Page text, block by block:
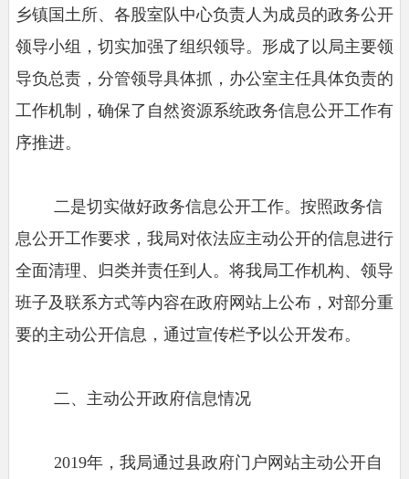
乡镇国土所、各股室队中心负责人为成员的政务公开
领导小组，切实加强了组织领导。形成了以局主要领
导负总责，分管领导具体抓，办公室主任具体负责的
工作机制，确保了自然资源系统政务信息公开工作有
序推进。
二是切实做好政务信息公开工作。按照政务信
息公开工作要求，我局对依法应主动公开的信息进行
全面清理、归类并责任到人。将我局工作机构、领导
班子及联系方式等内容在政府网站上公布，对部分重
要的主动公开信息，通过宣传栏予以公开发布。
二、主动公开政府信息情况
2019年，我局通过县政府门户网站主动公开自